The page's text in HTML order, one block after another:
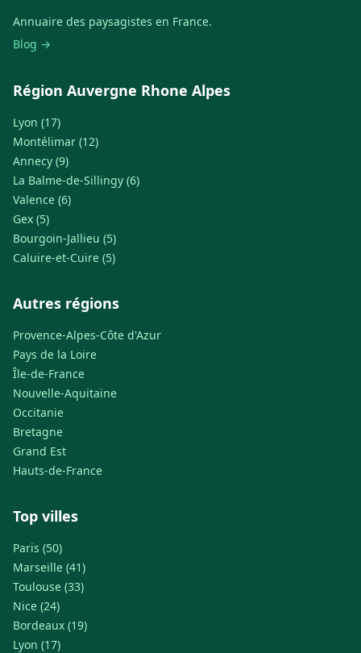
Annuaire des paysagistes en France.
Blog →
Région Auvergne Rhone Alpes
Lyon (17)
Montélimar (12)
Annecy (9)
La Balme-de-Sillingy (6)
Valence (6)
Gex (5)
Bourgoin-Jallieu (5)
Caluire-et-Cuire (5)
Autres régions
Provence-Alpes-Côte d'Azur
Pays de la Loire
Île-de-France
Nouvelle-Aquitaine
Occitanie
Bretagne
Grand Est
Hauts-de-France
Top villes
Paris (50)
Marseille (41)
Toulouse (33)
Nice (24)
Bordeaux (19)
Lyon (17)